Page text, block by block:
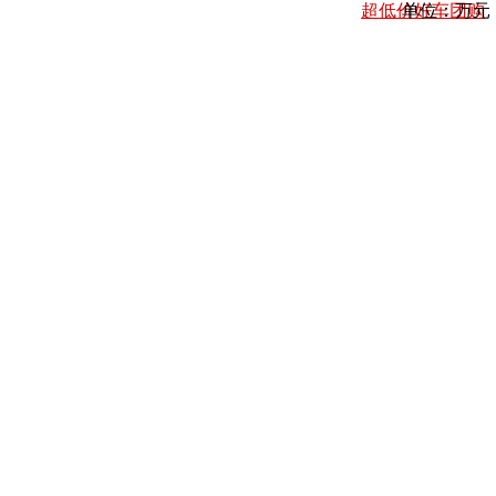
超低价好车团购
单位：万元